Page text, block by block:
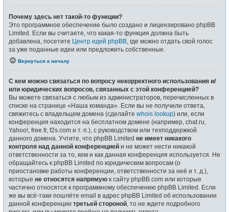
Почему здесь нет такой-то функции?
Это программное обеспечение было создано и лицензировано phpBB
Limited. Если вы считаете, что какая-то функция должна быть
добавлена, посетите Центр идей phpBB , где можно отдать свой голос
за уже поданные идеи или предложить собственные.
Вернуться к началу
С кем можно связаться по вопросу некорректного использования и/
или юридических вопросов, связанных с этой конференцией?
Вы можете связаться с любым из администраторов, перечисленных в
списке на странице «Наша команда». Если вы не получили ответа,
свяжитесь с владельцем домена (сделайте whois lookup) или, если
конференция находится на бесплатном домене (например, chat.ru,
Yahoo!, free.fr, f2s.com и т. п.), с руководством или техподдержкой
данного домена. Учтите, что phpBB Limited не имеет никакого
контроля над данной конференцией и не может нести никакой
ответственности за то, кем и как данная конференция используется. Не
обращайтесь к phpBB Limited по юридическим вопросам (о
приостановке работы конференции, ответственности за неё и т. д.),
которые не относятся напрямую к сайту phpBB.com или которые
частично относятся к программному обеспечению phpBB Limited. Если
же вы всё-таки пошлёте email в адрес phpBB Limited об использовании
данной конференции третьей стороной , то не ждите подробного